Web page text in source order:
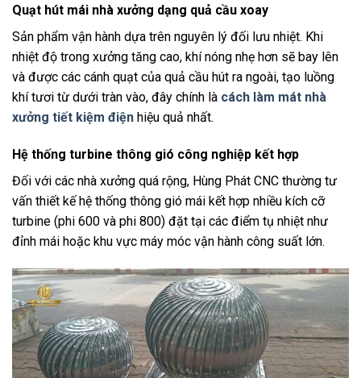
Quạt hút mái nhà xưởng dạng quả cầu xoay
Sản phẩm vận hành dựa trên nguyên lý đối lưu nhiệt. Khi
nhiệt độ trong xưởng tăng cao, khí nóng nhẹ hơn sẽ bay lên
và được các cánh quạt của quả cầu hút ra ngoài, tạo luồng
khí tươi từ dưới tràn vào, đây chính là cách làm mát nhà
xưởng tiết kiệm điện hiệu quả nhất.
Hệ thống turbine thông gió công nghiệp kết hợp
Đối với các nhà xưởng quá rộng, Hùng Phát CNC thường tư
vấn thiết kế hệ thống thông gió mái kết hợp nhiều kích cỡ
turbine (phi 600 và phi 800) đặt tại các điểm tụ nhiệt như
đỉnh mái hoặc khu vực máy móc vận hành công suất lớn.